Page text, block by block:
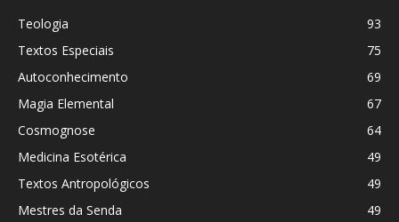
Teologia
93
Textos Especiais
75
Autoconhecimento
69
Magia Elemental
67
Cosmognose
64
Medicina Esotérica
49
Textos Antropológicos
49
Mestres da Senda
49